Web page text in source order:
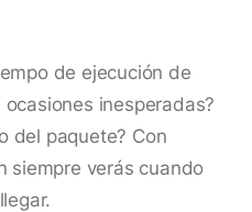
de ejecución de
inesperadas?
del paquete? Con
siempre verás cuando